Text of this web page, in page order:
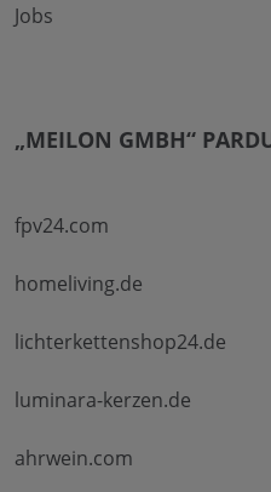
Jobs
„MEILON GMBH“
fpv24.com
homeliving.de
lichterkettenshop24.de
luminara-kerzen.de
ahrwein.com